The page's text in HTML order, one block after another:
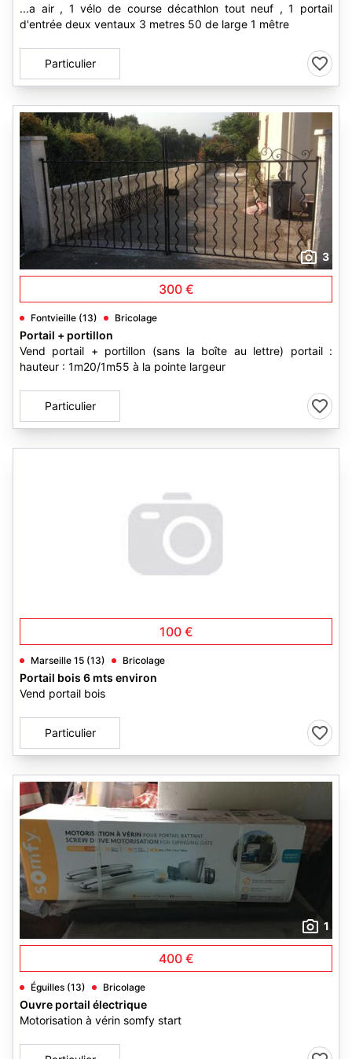
...a air , 1 vélo de course décathlon tout neuf , 1 portail
d'entrée deux ventaux 3 metres 50 de large 1 mêtre
Particulier
3
300 €
Fontvieille (13) Bricolage
Portail + portillon
Vend portail + portillon (sans la boîte au lettre) portail :
hauteur : 1m20/1m55 à la pointe largeur
Particulier
100 €
Marseille 15 (13) Bricolage
Portail bois 6 mts environ
Vend portail bois
Particulier
1
400 €
Éguilles (13) Bricolage
Ouvre portail électrique
Motorisation à vérin somfy start